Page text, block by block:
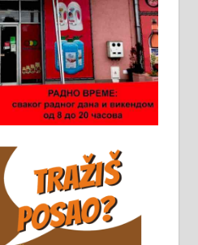
85-511
за рад на
промет” у
За више
лично на
Максима
465-045
димњака.